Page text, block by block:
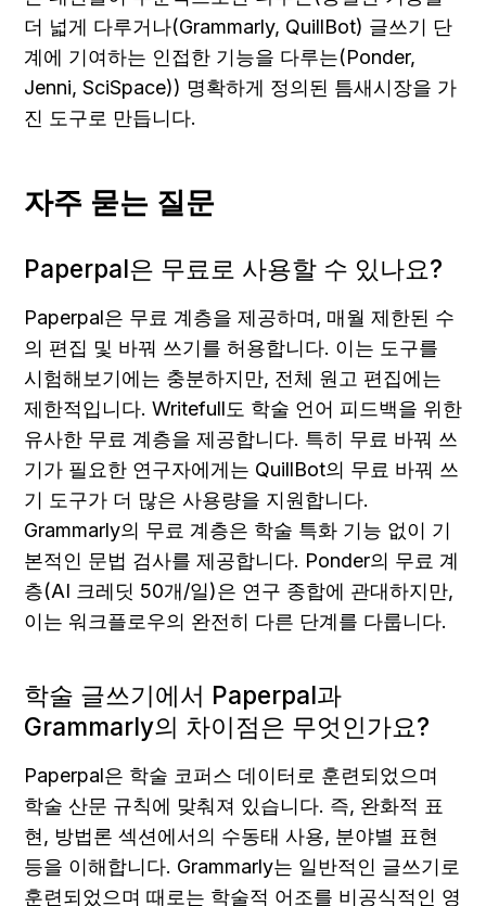
더 넓게 다루거나(Grammarly, QuillBot) 글쓰기 단
계에 기여하는 인접한 기능을 다루는(Ponder,
Jenni, SciSpace)) 명확하게 정의된 틈새시장을 가
진 도구로 만듭니다.
자주 묻는 질문
Paperpal은 무료로 사용할 수 있나요?
Paperpal은 무료 계층을 제공하며, 매월 제한된 수
의 편집 및 바꿔 쓰기를 허용합니다. 이는 도구를
시험해보기에는 충분하지만, 전체 원고 편집에는
제한적입니다. Writefull도 학술 언어 피드백을 위한
유사한 무료 계층을 제공합니다. 특히 무료 바꿔 쓰
기가 필요한 연구자에게는 QuillBot의 무료 바꿔 쓰
기 도구가 더 많은 사용량을 지원합니다.
Grammarly의 무료 계층은 학술 특화 기능 없이 기
본적인 문법 검사를 제공합니다. Ponder의 무료 계
층(AI 크레딧 50개/일)은 연구 종합에 관대하지만,
이는 워크플로우의 완전히 다른 단계를 다룹니다.
학술 글쓰기에서 Paperpal과
Grammarly의 차이점은 무엇인가요?
Paperpal은 학술 코퍼스 데이터로 훈련되었으며
학술 산문 규칙에 맞춰져 있습니다. 즉, 완화적 표
현, 방법론 섹션에서의 수동태 사용, 분야별 표현
등을 이해합니다. Grammarly는 일반적인 글쓰기로
훈련되었으며 때로는 학술적 어조를 비공식적인 영